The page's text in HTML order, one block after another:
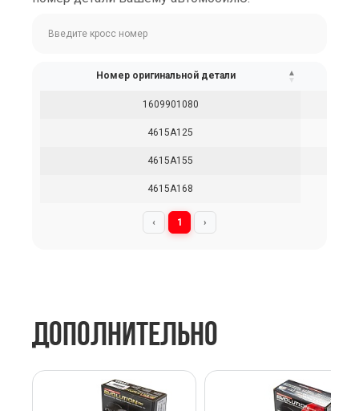
Номер оригинальной детали
1609901080
4615A125
4615A155
4615A168
‹ 1 ›
ДОПОЛНИТЕЛЬНО